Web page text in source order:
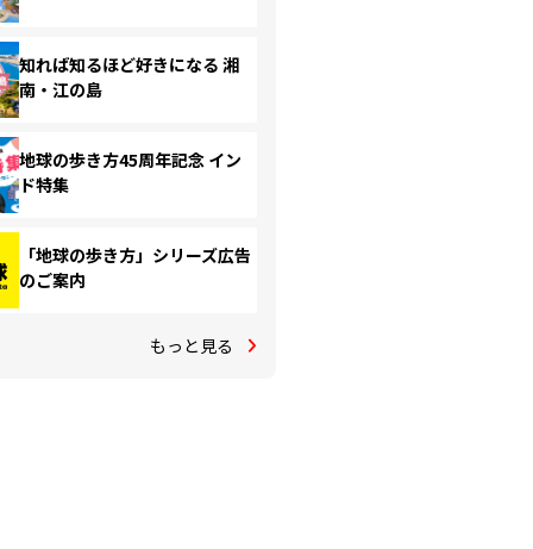
知れば知るほど好きになる 湘
南・江の島
地球の歩き方45周年記念 イン
ド特集
「地球の歩き方」シリーズ広告
のご案内
もっと見る